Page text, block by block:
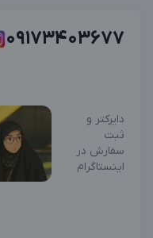
09173403677
دایرکتر و
ثبت
سفارش در
اینستاگرام